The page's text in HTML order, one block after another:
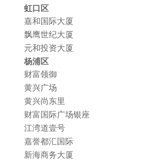
虹口区
嘉和国际大厦
飘鹰世纪大厦
元和投资大厦
杨浦区
财富领御
黄兴广场
黄兴尚东里
财富国际广场银座
江湾道壹号
嘉誉都汇国际
新海商务大厦